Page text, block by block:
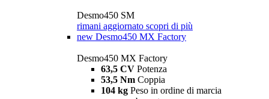
Desmo450 SM
rimani aggiornato scopri di più
new Desmo450 MX Factory
Desmo450 MX Factory
63,5 CV Potenza
53,5 Nm Coppia
104 kg Peso in ordine di marcia